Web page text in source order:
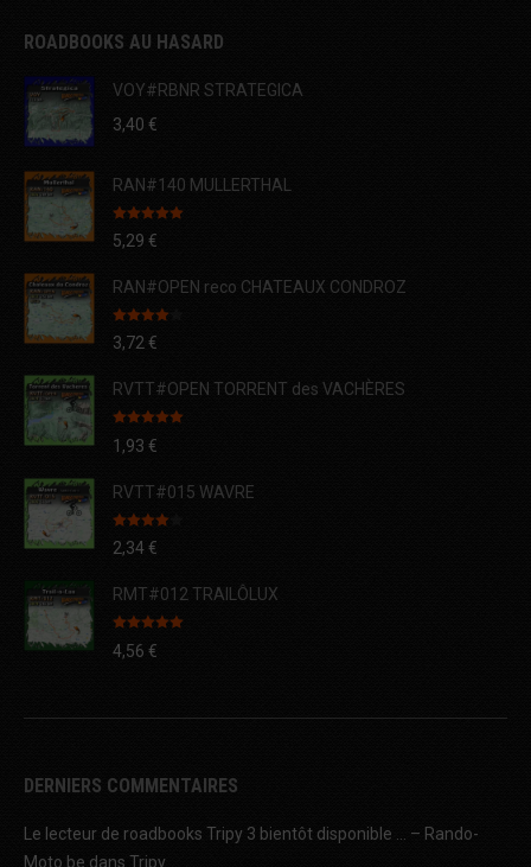
ROADBOOKS AU HASARD
VOY#RBNR STRATEGICA
3,40 €
RAN#140 MULLERTHAL
Note 5.00
sur 5
5,29 €
RAN#OPEN reco CHATEAUX CONDROZ
Note4.00
sur 5
3,72€
RVTT#OPEN TORRENT des VACHÈRES
Note 5.00
sur 5
1,93 €
RVTT#015 WAVRE
Note 4.00
sur 5
2,34€
RMT#012 TRAILÔLUX
Note 5.00
sur 5
4,56 €
DERNIERS COMMENTAIRES
Le lecteur de roadbooks Tripy 3 bientôt disponible … – Rando-
Moto.be dans Tripy